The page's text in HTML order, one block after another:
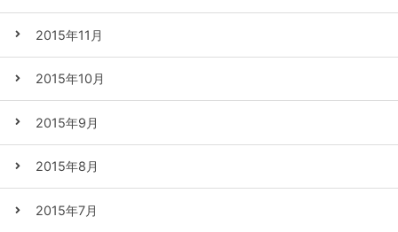
2015年11月
2015年10月
2015年9月
2015年8月
2015年7月